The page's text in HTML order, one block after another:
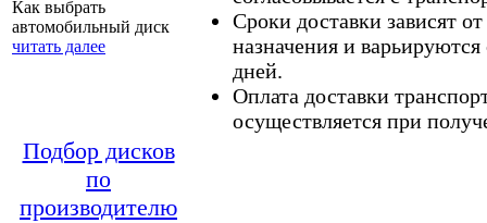
Как выбрать
автомобильный диск
читать далее
Подбор дисков
по
производителю
Сроки доставки зависят
назначения и
дней.
Оплата доставки
осуществляется при